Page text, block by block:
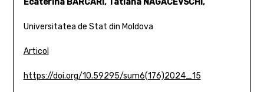
Ecaterina BARCARI, Tatiana NAGACEVSCHI,
Universitatea de Stat din Moldova
Articol
https://doi.org/10.59295/sum6(176)2024_15